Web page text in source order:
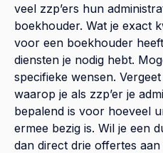
veel zzp’ers hun
boekhouder. Wat je exact
voor een boekhouder
diensten je nodig hebt.
specifieke wensen.
waarop je als zzp’er je
bepalend is voor hoeveel
ermee bezig is. Wil je een
dan direct drie offertes